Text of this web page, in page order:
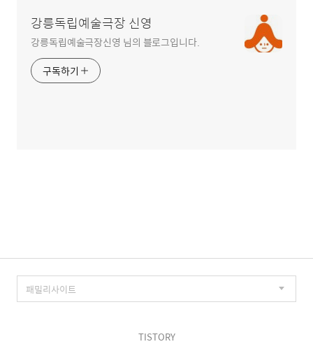
강릉독립예술극장 신영
강릉독립예술극장신영 님의 블로그입니다.
구독하기
TISTORY